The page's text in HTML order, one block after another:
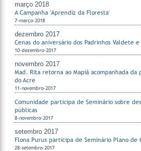
março 2018
A Campanha 'Aprendiz da Floresta'
7-março-2018
dezembro 2017
Cenas do aniversário dos Padrinhos Valdete e
10-dezembro-2017
novembro 2017
Mad. Rita retorna ao Mapiá acompanhada da
do Acre
11-novembro-2017
Comunidade participa de Seminário sobre
públicas
8-novembro-2017
setembro 2017
Flona Purus participa de Seminário Plano de
28-setembro-2017